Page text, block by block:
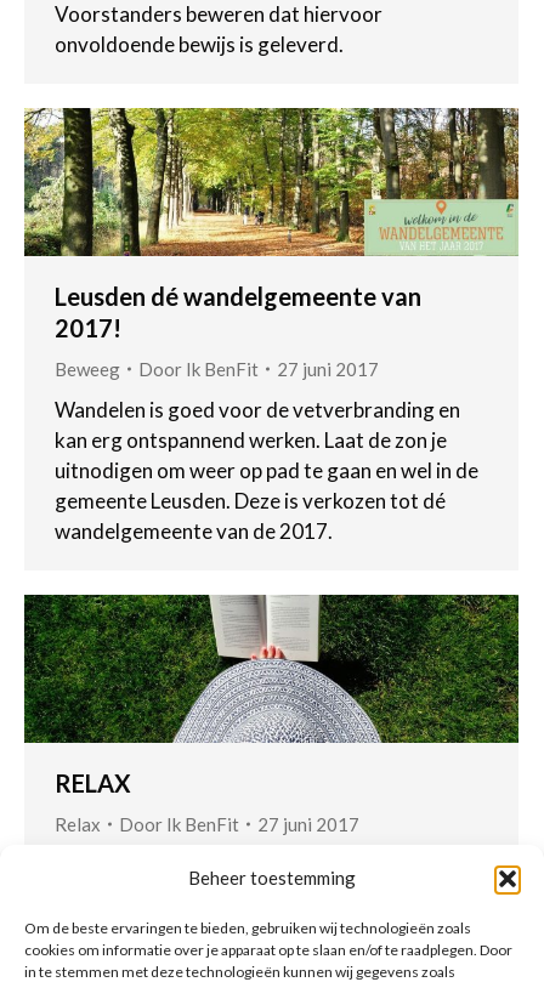
Beheer toestemming
Om de beste ervaringen te bieden, gebruiken wij technologieën zoals
cookies om informatie over je apparaat op te slaan en/of te raadplegen. Door
in te stemmen met deze technologieën kunnen wij gegevens zoals
Voorstanders beweren dat hiervoor
onvoldoende bewijs is geleverd.
Leusden dé wandelgemeente van
2017!
Beweeg Door Ik BenFit 27 juni 2017
Wandelen is goed voor de vetverbranding en
kan erg ontspannend werken. Laat de zon je
uitnodigen om weer op pad te gaan en wel in de
gemeente Leusden. Deze is verkozen tot dé
wandelgemeente van de 2017.
RELAX
Relax Door Ik BenFit 27 juni 2017
deze uitspraken bij jezelf? Dan wordt het tijd om
goed voor jezelf te gaan zorgen. Neem eens 30
minuten per dag de tijd voor een ontspannende